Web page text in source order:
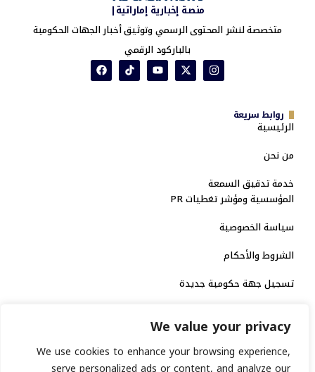
We value your privacy
We use cookies to enhance your browsing experience,
منصة إخبارية إماراتية|
متخصصة لنشر المحتوى الرسمي وتوثيق أخبار الجهات الحكومية
بالباركود الرقمي
روابط سريعة
الرئيسية
من نحن
خدمة تدقيق السمعة
المؤسسية ومؤشر تغطيات PR
سياسة الخصوصية
الشروط والأحكام
تسجيل جهة حكومية جديدة
الاعتماد الرسمي
منصة إخبارية مرخصة